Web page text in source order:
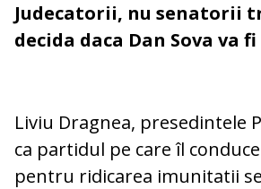
Judecatorii, nu senatorii
decida daca Dan Sova va
Liviu Dragnea, presedintele
ca partidul pe care îl
pentru ridicarea imunitatii